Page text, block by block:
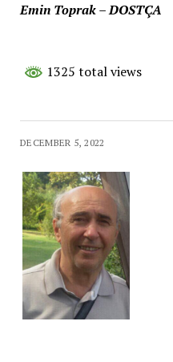
Emin Toprak – DOSTÇA
1325 total views
DECEMBER 5, 2022